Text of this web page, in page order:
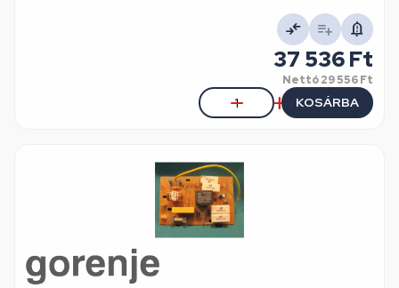
37 536 Ft
Nettó29 556 Ft
KOSÁRBA